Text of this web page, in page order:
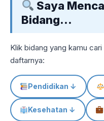
Saya
Bidang…
Klik bidang yang kamu
daftarnya:
Pendidikan ↓
Kesehatan ↓